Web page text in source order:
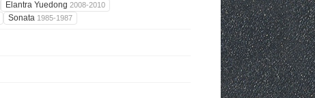
Elantra Yuedong 2008-2010
Sonata 1985-1987